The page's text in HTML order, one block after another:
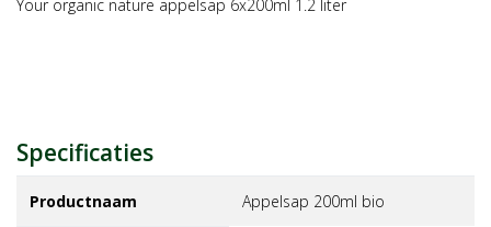
Your organic nature appelsap 6x200ml 1.2 liter
Specificaties
Productnaam Appelsap 200ml bio